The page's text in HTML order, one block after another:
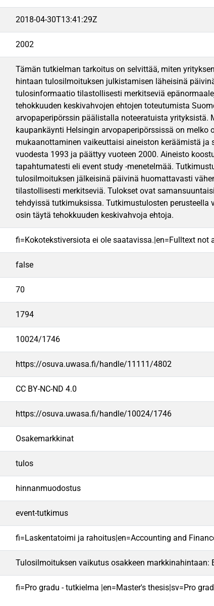
2018-04-30T13:41:29Z
2002
Tämän tutkielman tarkoitus on selvittää, miten
hintaan tulosilmoituksen julkistamisen läheisinä
tulosinformaatio tilastollisesti merkitseviä
tehokkuuden keskivahvojen ehtojen toteutumista
arvopaperipörssin päälistalla noteeratuista yrityksistä.
kaupankäynti Helsingin arvopaperipörssissä on
mukaanottaminen vaikeuttaisi aineiston keräämistä
vuodesta 1993 ja päättyy vuoteen 2000. Aineisto
tapahtumatesti eli event study -menetelmää.
tulosilmoituksen jälkeisinä päivinä huomattavasti
tilastollisesti merkitseviä. Tulokset ovat
tehdyissä tutkimuksissa. Tutkimustulosten
osin täytä tehokkuuden keskivahvoja ehtoja.
fi=Kokotekstiversiota ei ole saatavissa.|en=Fulltext not
false
70
1794
10024/1746
https://osuva.uwasa.fi/handle/11111/4802
CC BY-NC-ND 4.0
https://osuva.uwasa.fi/handle/10024/1746
Osakemarkkinat
tulos
hinnanmuodostus
event-tutkimus
fi=Laskentatoimi ja rahoitus|en=Accounting and
Tulosilmoituksen vaikutus osakkeen
fi=Pro gradu - tutkielma |en=Master's thesis|sv=Pro